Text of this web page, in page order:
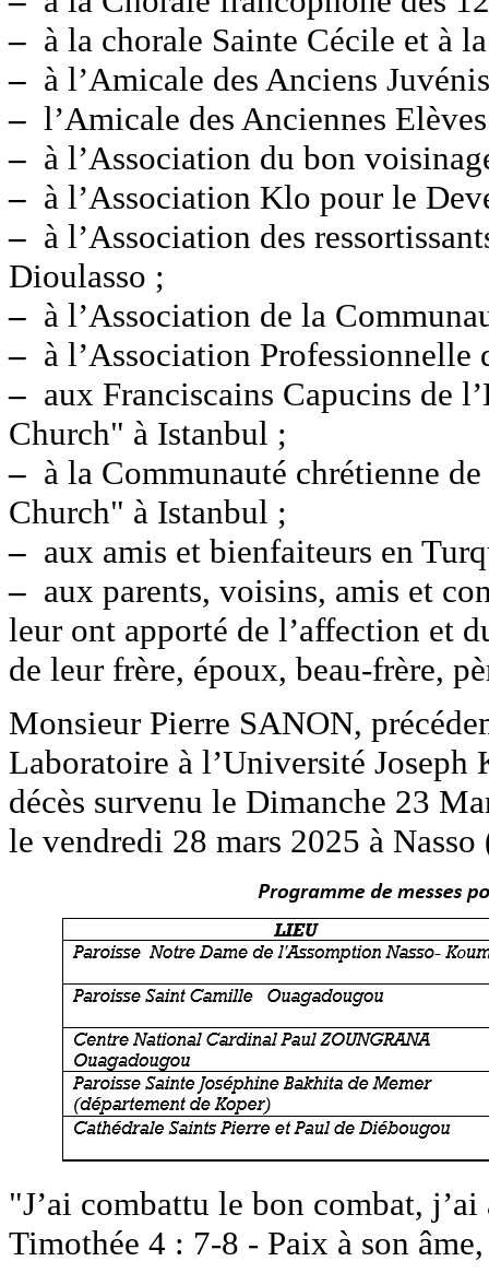
– à la chorale Sainte Cécile et à
– à l’Amicale des Anciens
– l’Amicale des Anciennes
– à l’Association du bon
– à l’Association Klo pour le
– à l’Association des
Dioulasso ;
– à l’Association de la
– à l’Association
– aux Franciscains Capucins de
Church" à Istanbul ;
– à la Communauté chrétienne
Church" à Istanbul ;
– aux amis et bienfaiteurs en
– aux parents, voisins, amis et
leur ont apporté de l’affection et
de leur frère, époux, beau-frère,
Monsieur Pierre SANON,
Laboratoire à l’Université
décès survenu le Dimanche 23
le vendredi 28 mars 2025 à
"J’ai combattu le bon combat,
Timothée 4 : 7-8 - Paix à son âme,